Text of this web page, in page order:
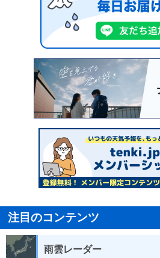
注目のコンテンツ
雨雲レーダー